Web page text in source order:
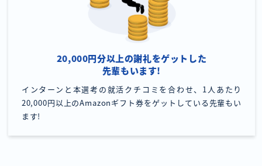
20,000円分以上の謝礼をゲットした
先輩もいます!
インターンと本選考の就活クチコミを合わせ、1人あたり
20,000円以上のAmazonギフト券をゲットしている先輩もい
ます!